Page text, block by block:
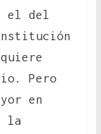
el del
Pero
en
la